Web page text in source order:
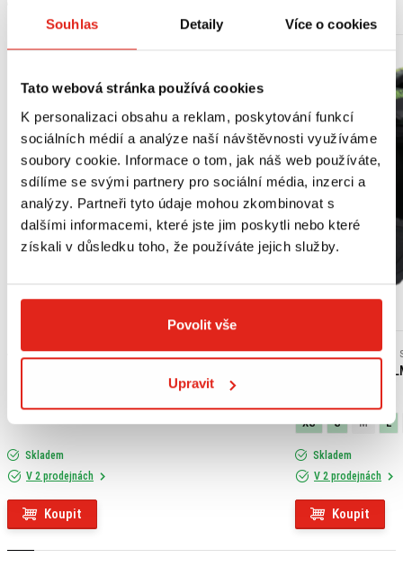
Souhlas Detaily Více o cookies
Tato webová stránka používá cookies
K personalizaci obsahu a reklam, poskytování funkcí
sociálních médií a analýze naší návštěvnosti využíváme
soubory cookie. Informace o tom, jak náš web používáte,
sdílíme se svými partnery pro sociální média, inzerci a
analýzy. Partneři tyto údaje mohou zkombinovat s
dalšími informacemi, které jste jim poskytli nebo které
získali v důsledku toho, že používáte jejich služby.
Povolit vše
Upravit
439 Kč s DPH
Skladem
V 2 prodejnách
Koupit
2 409 Kč
2 409 Kč
SHIRO ENDURO
XS S M L
Skladem
V 2 prodejnách
Koupit